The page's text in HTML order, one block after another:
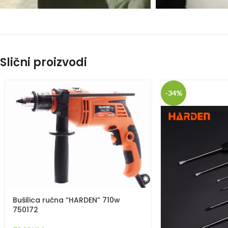
Slični proizvodi
Bušilica ručna “HARDEN” 710w
750172
-34%